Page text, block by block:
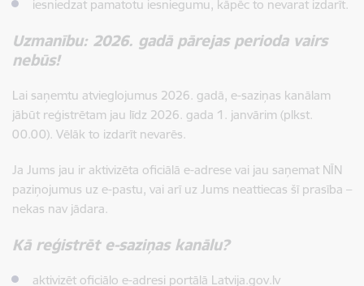
iesniedzat pamatotu iesniegumu, kāpēc to nevarat izdarīt.
Uzmanību: 2026. gadā pārejas perioda vairs
nebūs!
Lai saņemtu atvieglojumus 2026. gadā, e-saziņas kanālam
jābūt reģistrētam jau līdz 2026. gada 1. janvārim (plkst.
00.00). Vēlāk to izdarīt nevarēs.
Ja Jums jau ir aktivizēta oficiālā e-adrese vai jau saņemat NĪN
paziņojumus uz e-pastu, vai arī uz Jums neattiecas šī prasība –
nekas nav jādara.
Kā reģistrēt e-saziņas kanālu?
aktivizēt oficiālo e-adresi portālā Latvija.gov.lv